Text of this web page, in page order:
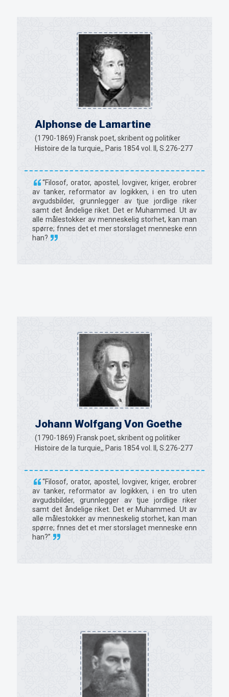
Alphonse de Lamartine
(1790-1869) Fransk poet, skribent og politiker
Histoire de la turquie,, Paris 1854 vol. II, S.276-277
“Filosof, orator, apostel, lovgiver, kriger, erobrer
av tanker, reformator av logikken, i en tro uten
avgudsbilder, grunnlegger av tjue jordlige riker
samt det åndelige riket. Det er Muhammed. Ut av
alle målestokker av menneskelig storhet, kan man
spørre; fnnes det et mer storslaget menneske enn
han?
Johann Wolfgang Von Goethe
(1790-1869) Fransk poet, skribent og politiker
Histoire de la turquie,, Paris 1854 vol. II, S.276-277
“Filosof, orator, apostel, lovgiver, kriger, erobrer
av tanker, reformator av logikken, i en tro uten
avgudsbilder, grunnlegger av tjue jordlige riker
samt det åndelige riket. Det er Muhammed. Ut av
alle målestokker av menneskelig storhet, kan man
spørre; fnnes det et mer storslaget menneske enn
han?”